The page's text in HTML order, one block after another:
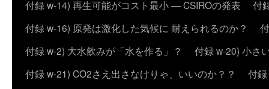
付録 w-14) 再生可能がコスト最小 ― CSIROの発表
付
付録 w-16) 原発は激化した気候に 耐えられるのか？
付録 w-2) 大水飲みが「水を作る」？
付録 w-20) 小さ
付録 w-21) CO2さえ出さなけりゃ、いいのか？？
付